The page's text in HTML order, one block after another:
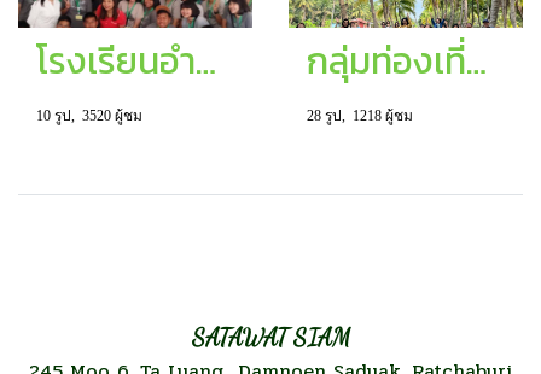
โรงเรียนอำมาตย์พานิชนุกูล จ.กระบี่
10 รูป, 3520 ผู้ชม
กลุ่มท่องเที่ยวธรรมะ จากนครราชสีมา
28 รูป, 1218 ผู้ชม
SATAWAT SIAM